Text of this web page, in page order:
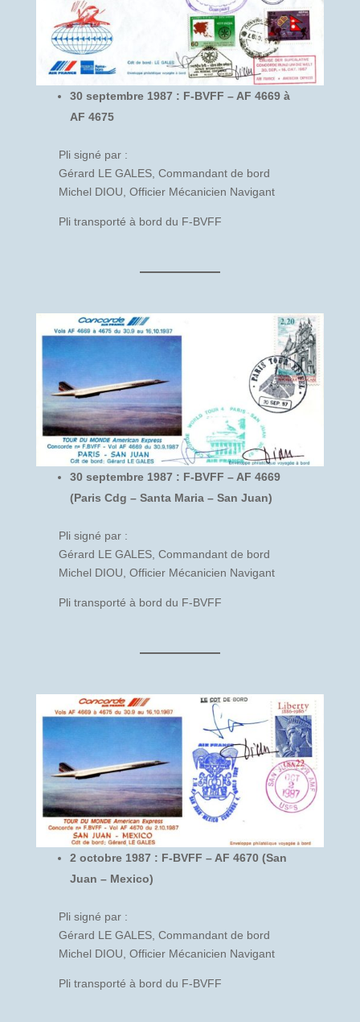
30 septembre 1987 : F-BVFF – AF 4669 à
AF 4675
Pli signé par :
Gérard LE GALES, Commandant de bord
Michel DIOU, Officier Mécanicien Navigant
Pli transporté à bord du F-BVFF
30 septembre 1987 : F-BVFF – AF 4669
(Paris Cdg – Santa Maria – San Juan)
Pli signé par :
Gérard LE GALES, Commandant de bord
Michel DIOU, Officier Mécanicien Navigant
Pli transporté à bord du F-BVFF
2 octobre 1987 : F-BVFF – AF 4670 (San
Juan – Mexico)
Pli signé par :
Gérard LE GALES, Commandant de bord
Michel DIOU, Officier Mécanicien Navigant
Pli transporté à bord du F-BVFF